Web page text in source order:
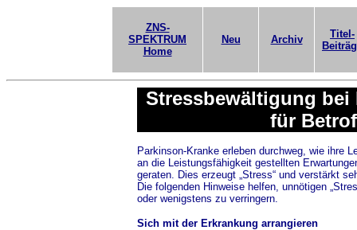
ZNS-
SPEKTRUM
Home
Neu Archiv
Titel-
Stressbewältigung bei
für
Parkinson-Kranke erleben durchweg, wie ihre
an die Leistungsfähigkeit gestellten
geraten. Dies erzeugt „Stress“ und verstärkt
Die folgenden Hinweise helfen, unnötigen
oder wenigstens zu verringern.
Sich mit der Erkrankung arrangieren